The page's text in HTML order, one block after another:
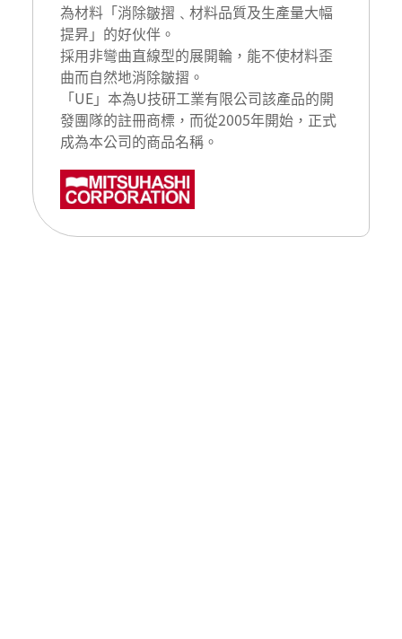
為材料「消除皺摺﹑材料品質及生產量大幅
提昇」的好伙伴。
採用非彎曲直線型的展開輪，能不使材料歪
曲而自然地消除皺摺。
「UE」本為U技研工業有限公司該產品的開
發團隊的註冊商標，而從2005年開始，正式
成為本公司的商品名稱。